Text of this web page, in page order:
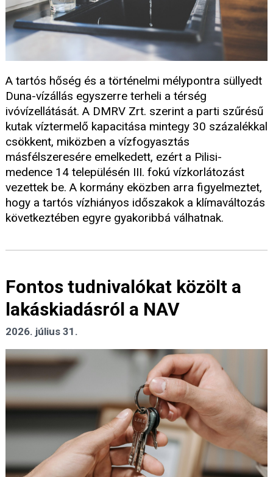
A tartós hőség és a történelmi mélypontra süllyedt
Duna-vízállás egyszerre terheli a térség
ivóvízellátását. A DMRV Zrt. szerint a parti szűrésű
kutak víztermelő kapacitása mintegy 30 százalékkal
csökkent, miközben a vízfogyasztás
másfélszeresére emelkedett, ezért a Pilisi-
medence 14 településén III. fokú vízkorlátozást
vezettek be. A kormány eközben arra figyelmeztet,
hogy a tartós vízhiányos időszakok a klímaváltozás
következtében egyre gyakoribbá válhatnak.
Fontos tudnivalókat közölt a
lakáskiadásról a NAV
2026. július 31.